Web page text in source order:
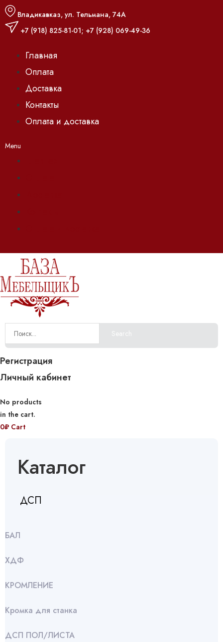
Владикавказ, ул. Тельмана, 74А
+7 (918) 825-81-01; +7 (928) 069-49-36
Главная
Оплата
Доставка
Контакты
Оплата и доставка
Menu
Search
Регистрация
Личный кабинет
No products
in the cart.
0₽ Cart
Каталог
ДСП
БАЛ
ХДФ
КРОМЛЕНИЕ
Кромка для станка
ДСП ПОЛ/ЛИСТА